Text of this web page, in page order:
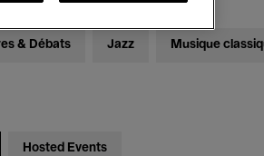
& Débats Jazz Musique
Hosted Events